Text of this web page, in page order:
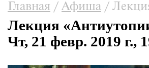
Вы здесь
Главная / Афиша /
Лекция
Чт, 21 февр. 2019 г.,